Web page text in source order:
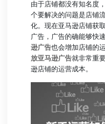
由于店铺都没有知名度
个要解决的问题是店铺
化。现在亚马逊店铺获
广告，广告的确能够快
逊广告也会增加店铺的
放亚马逊广告就非常重
逊店铺的运营成本。